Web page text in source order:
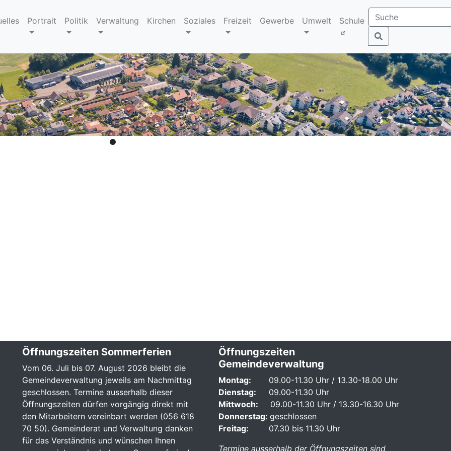
Portrait Politik Verwaltung Kirchen Soziales Freizeit Gewerbe Umwelt Schule
Öffnungszeiten Sommerferien
Vom 06. Juli bis 07. August 2026 bleibt die
Gemeindeverwaltung jeweils am Nachmittag
geschlossen. Termine ausserhalb dieser
Öffnungszeiten dürfen vorgängig direkt mit
den Mitarbeitern vereinbart werden (056 618
70 50). Gemeinderat und Verwaltung danken
für das Verständnis und wünschen Ihnen
Öffnungszeiten
Gemeindeverwaltung
Montag: 09.00-11.30 Uhr / 13.30-18.00 Uhr
Dienstag: 09.00-11.30 Uhr
Mittwoch:
09.00-11.30 Uhr / 13.30-16.30 Uhr
Donnerstag: geschlossen
Freitag: 07.30 bis 11.30 Uhr
Termine ausserhalb der Öffnungszeiten sind